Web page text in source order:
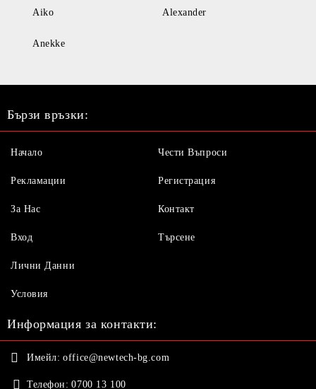
Aiko Alexander
Anekke
Бързи връзки:
Начало
Рекламации
За Нас
Вход
Чести Въпроси
Регистрация
Контакт
Търсене
Лични Данни
Условия
Информация за контакти:
Имейл: office@newtech-bg.com
Телефон: 0700 13 100